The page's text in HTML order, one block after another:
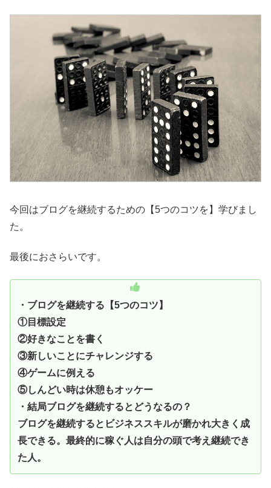
今回はブログを継続するための【5つのコツを】学びまし
た。
最後におさらいです。
・ブログを継続する【5つのコツ】
①目標設定
②好きなことを書く
③新しいことにチャレンジする
④ゲームに例える
⑤しんどい時は休憩もオッケー
・結局ブログを継続するとどうなるの？
ブログを継続するとビジネススキルが磨かれ大きく成
長できる。最終的に稼ぐ人は自分の頭で考え継続でき
た人。